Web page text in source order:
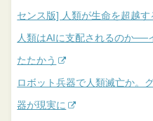
センス版] 人類が生命を超越す
人類はAIに支配されるのか──
たたかう
ロボット兵器で人類滅亡か。
器が現実に